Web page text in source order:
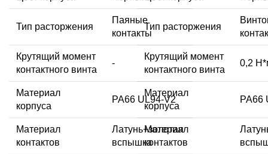
Тип расторжения
Паяные
контакты
Крутящий момент
контактного винта
-
Материал
корпуса
PA66 UL94-V2
Материал
контактов
Латунь+золотая
вспышка
Тип расторжения
Крутящий момент
контактного винта
0,2
Материал
корпуса
PA66
Материал
контактов